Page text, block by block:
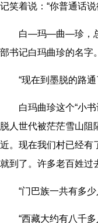
记笑着说：“你普通话
白—玛—曲—珍，总书
部书记白玛曲珍的名字。
“现在到墨脱的路通
白玛曲珍这个“小书
脱人世代被茫茫雪山阻
近。现在我们村已经有
就到了。许多老百姓过
“门巴族一共有多少
“西藏大约有八千多